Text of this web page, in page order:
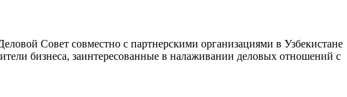
Совет совместно с партнерскими организациями в Узбекистане
бизнеса, заинтересованные в налаживании деловых отношений с